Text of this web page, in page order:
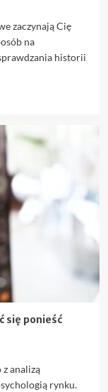
zaczynają Cię
na
historii
się ponieść
analizą
rynku.